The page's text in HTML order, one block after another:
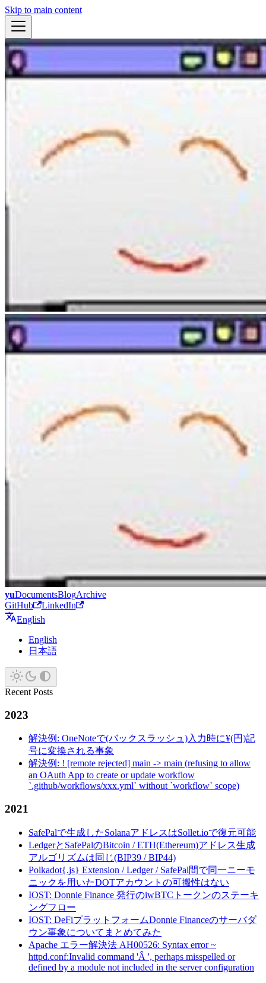
Skip to main content
yuDocumentsBlogArchive
GitHub
LinkedIn
English
English
日本語
Recent Posts
2023
解決例: OneNoteで(バックスラッシュ)入力時に¥(円)記
号に変換される事象
解決例: ! [remote rejected] main -> main (refusing to allow
an OAuth App to create or update workflow
`.github/workflows/xxx.yml` without `workflow` scope)
2021
SafePalで生成したSolanaアドレスはSollet.ioで復元可能
LedgerとSafePalのBitcoin / ETH(Ethereum)アドレス生成
アルゴリズムは同じ(BIP39 / BIP44)
Polkadot{.js} Extension / Ledger / SafePal間で同一ニーモ
ニックを用いたDOTアカウントの可搬性はない
IOST: Donnie Finance 発行のiwBTCトークンのステーキ
ングフロー
IOST: DeFiプラットフォームDonnie Financeのサーバダ
ウン事象についてまとめてみた
Apache エラー解決法 AH00526: Syntax error ~
httpd.conf:Invalid command 'Â ', perhaps misspelled or
defined by a module not included in the server configuration